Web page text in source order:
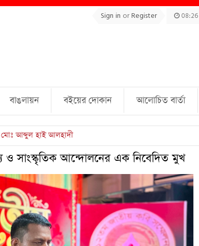
Sign in orRegister 08:26
বাঙলায়ন বইয়ের দোকান আলোচিত বার্তা
ও সাংস্কৃতিক আন্দোলনের এক নিবেদিত মুখ